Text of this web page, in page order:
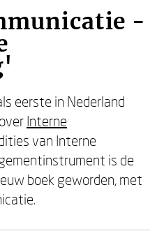
-
eerste in Nederland
Interne
van Interne
is de
boek geworden, met